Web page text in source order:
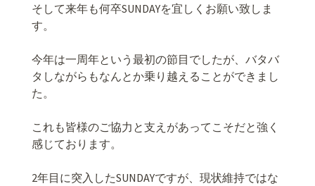
そして来年も何卒SUNDAYを宜しくお願い致しま
す。
今年は一周年という最初の節目でしたが、バタバ
タしながらもなんとか乗り越えることができまし
た。
これも皆様のご協力と支えがあってこそだと強く
感じております。
2年目に突入したSUNDAYですが、現状維持ではな